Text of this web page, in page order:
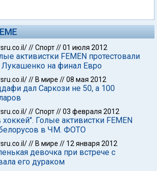
//Спорт//01 июля 2012
активистки FEMEN протестовали
Лукашенко на финал Евро
// В мире //08 мая 2012
дал Саркози не 50, а 100
//Спорт//03 февраля 2012
хоккей". Голые активистки FEMEN
белорусов в ЧМ. ФОТО
// В мире // 12 января 2012
девочка при встрече с
его дураком